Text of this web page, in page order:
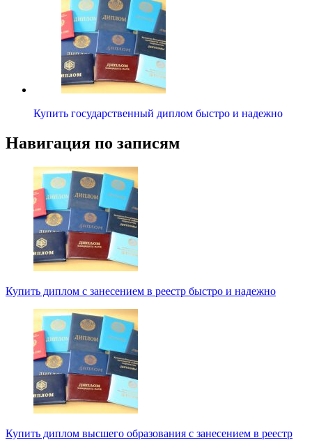
Купить государственный диплом быстро и надежно
Навигация по записям
Купить диплом с занесением в реестр быстро и надежно
Купить диплом высшего образования с занесением в реестр